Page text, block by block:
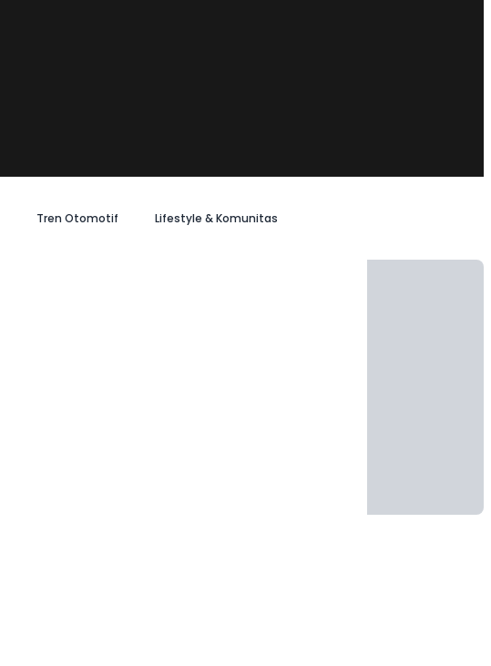
Tren Otomotif Lifestyle & Komunitas